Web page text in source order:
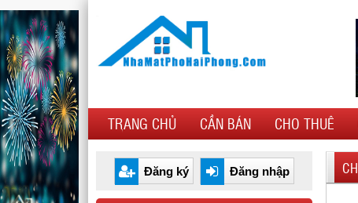
TRANG CHỦ CẦN BÁN CHO THUÊ
Đăng ký Đăng nhập